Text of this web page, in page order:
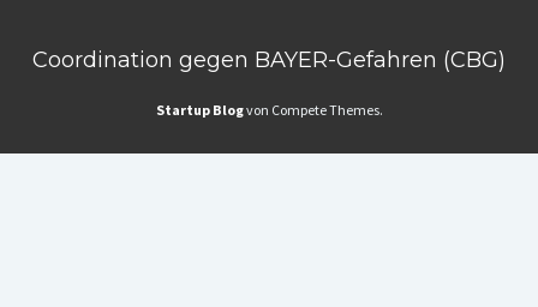
Coordination gegen BAYER-Gefahren (CBG)
Startup Blogvon Compete Themes.